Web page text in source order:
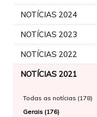
NOTÍCIAS 2024
NOTÍCIAS 2023
NOTÍCIAS 2022
NOTÍCIAS 2021
Todas as notícias (178)
Gerais (176)